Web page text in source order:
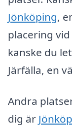
Jönköping,
placering
kanske du
Järfälla, en
Andra
dig är